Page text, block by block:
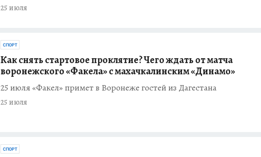
25 июля
СПОРТ
Как снять стартовое проклятие? Чего ждать от матча
воронежского «Факела» с махачкалинским «Динамо»
25 июля «Факел» примет в Воронеже гостей из Дагестана
25 июля
СПОРТ